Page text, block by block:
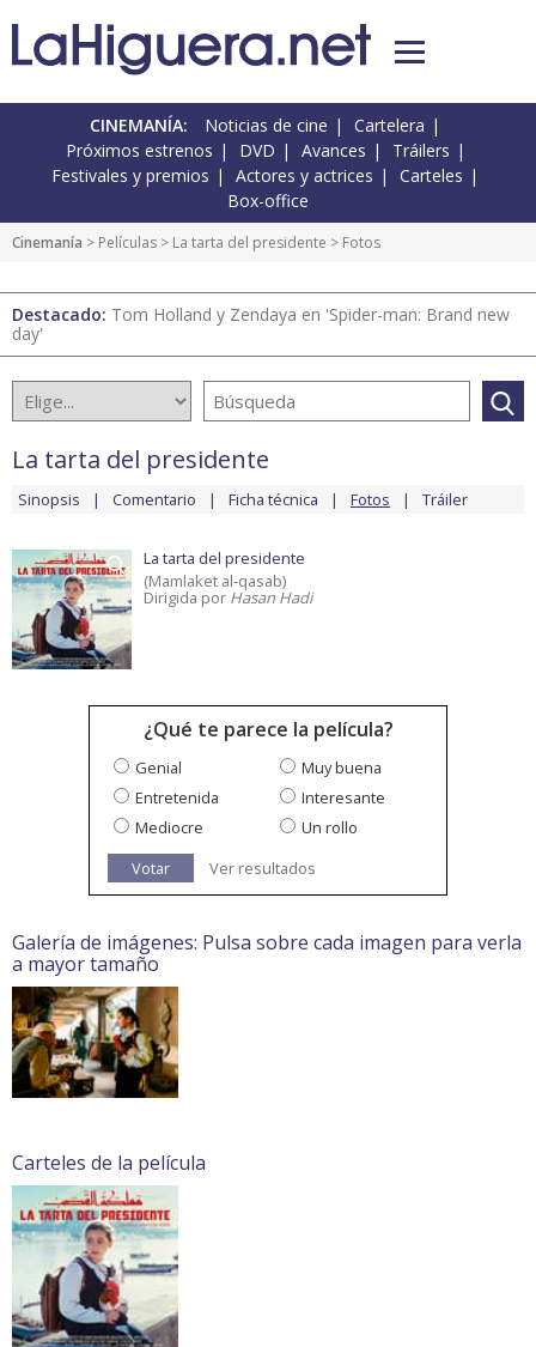
CINEMANÍA: Noticias de cine
Cartelera
Próximos estrenos
DVD Avances
Tráilers
Festivales y premios
Actores y actrices
Carteles
Box-office
Cinemanía > Películas > La tarta del presidente > Fotos
Destacado: Tom Holland y Zendaya en 'Spider-man: Brand new
day'
La tarta del presidente
Sinopsis Comentario Ficha técnica Fotos Tráiler
La tarta del presidente
(Mamlaket al-qasab)
Dirigida por Hasan Hadi
¿Qué te parece la película?
Genial
Muy buena
Entretenida
Interesante
Mediocre
Un rollo
Votar
Ver resultados
Galería de imágenes: Pulsa sobre cada imagen para verla
a mayor tamaño
Carteles de la película